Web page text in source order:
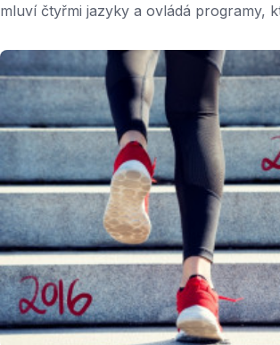
mluví čtyřmi jazyky a ovládá programy,
máte z některých inzerátů pocit, že
supermany než skutečné lidi? Ukážeme
zbytečné se tím nechat odradit. Stejně
prolétnou …